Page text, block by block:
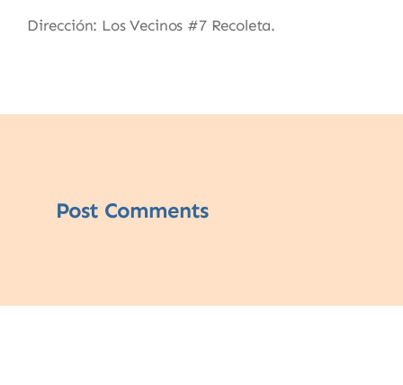
Dirección: Los Vecinos #7 Recoleta.
Post Comments